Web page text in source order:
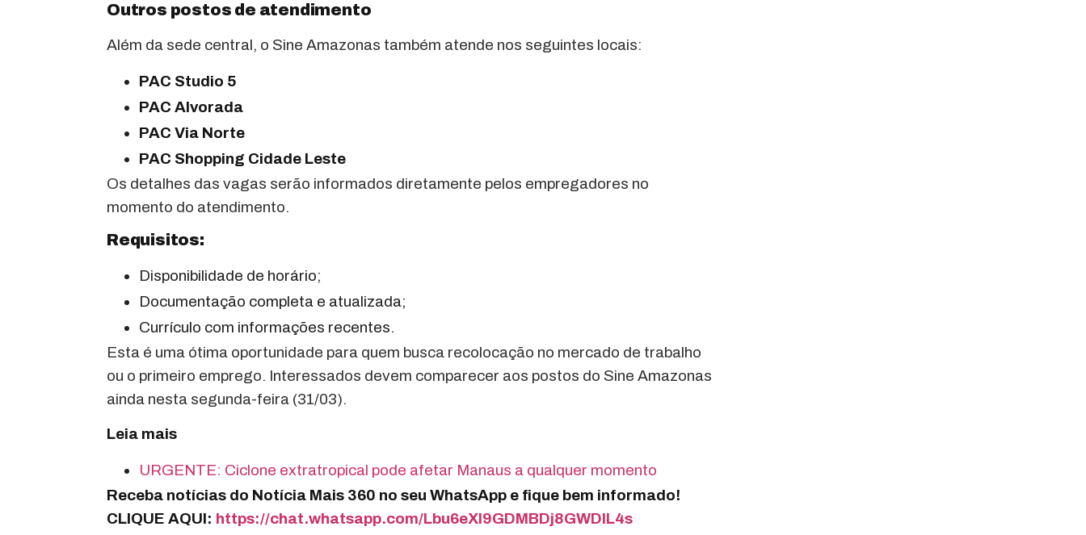
Outros postos de atendimento
Além da sede central, o Sine Amazonas também atende nos seguintes locais:
PAC Studio 5
PAC Alvorada
PAC Via Norte
PAC Shopping Cidade Leste
Os detalhes das vagas serão informados diretamente pelos empregadores no
momento do atendimento.
Requisitos:
Disponibilidade de horário;
Documentação completa e atualizada;
Currículo com informações recentes.
Esta é uma ótima oportunidade para quem busca recolocação no mercado de trabalho
ou o primeiro emprego. Interessados devem comparecer aos postos do Sine Amazonas
ainda nesta segunda-feira (31/03).
Leia mais
URGENTE: Ciclone extratropical pode afetar Manaus a qualquer momento
Receba notícias do Notícia Mais 360 no seu WhatsApp e fique bem informado!
CLIQUE AQUI: https://chat.whatsapp.com/Lbu6eXI9GDMBDj8GWDIL4s